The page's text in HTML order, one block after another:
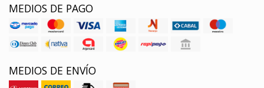
MEDIOS DE PAGO
MEDIOS DE ENVÍO